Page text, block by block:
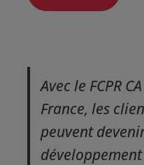
Avec le FCPR
France, les
peuvent